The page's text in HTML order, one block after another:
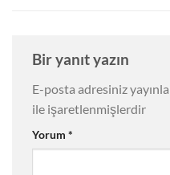
Bir yanıt yazın
E-posta adresiniz
ile işaretlenmişlerdir
Yorum *